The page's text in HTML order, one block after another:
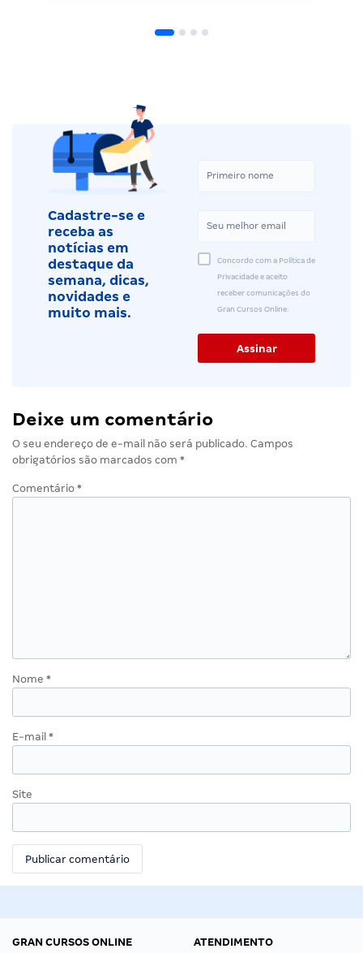
Cadastre-se e
receba as
notícias em
destaque da
semana, dicas,
novidades e
muito mais.
Concordo com a Política de
Privacidade e aceito
receber comunicações do
Gran Cursos Online.
Deixe um comentário
O seu endereço de e-mail não será publicado. Campos
obrigatórios são marcados com *
Comentário *
Nome *
E-mail *
Site
GRAN CURSOS ONLINE
ATENDIMENTO